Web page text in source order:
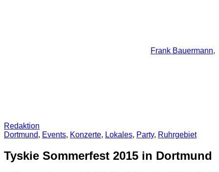
Frank Bauermann,
Redaktion
Dortmund, Events, Konzerte, Lokales, Party, Ruhrgebiet
Tyskie Sommerfest 2015 in Dortmund